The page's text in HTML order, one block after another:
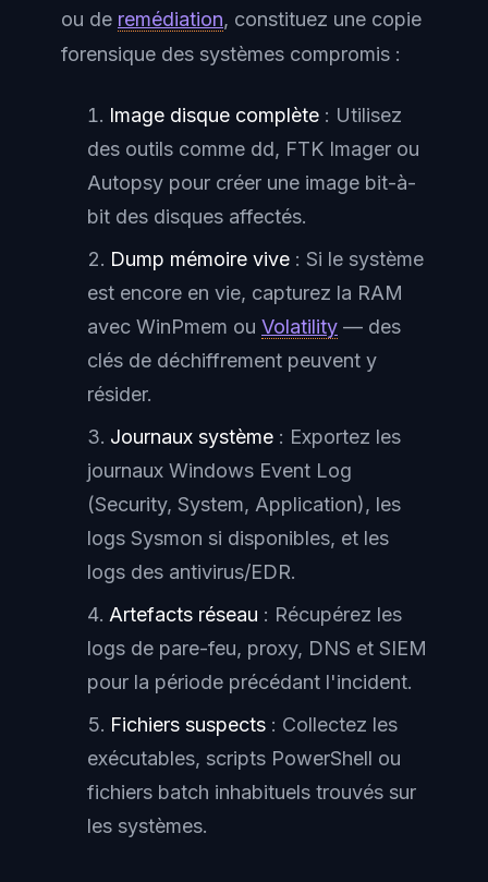
ou de remédiation, constituez une copie
forensique des systèmes compromis :
Image disque complète : Utilisez
des outils comme dd, FTK Imager ou
Autopsy pour créer une image bit-à-
bit des disques affectés.
Dump mémoire vive : Si le système
est encore en vie, capturez la RAM
avec WinPmem ou Volatility — des
clés de déchiffrement peuvent y
résider.
Journaux système : Exportez les
journaux Windows Event Log
(Security, System, Application), les
logs Sysmon si disponibles, et les
logs des antivirus/EDR.
Artefacts réseau : Récupérez les
logs de pare-feu, proxy, DNS et SIEM
pour la période précédant l'incident.
Fichiers suspects : Collectez les
exécutables, scripts PowerShell ou
fichiers batch inhabituels trouvés sur
les systèmes.